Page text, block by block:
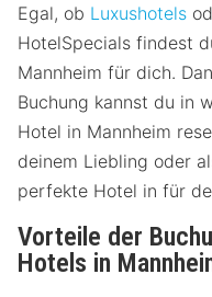
Egal, ob Luxushotels
HotelSpecials findest
Mannheim für dich.
Buchung kannst du in
Hotel in Mannheim
deinem Liebling oder
perfekte Hotel in für
Vorteile der
Hotels in